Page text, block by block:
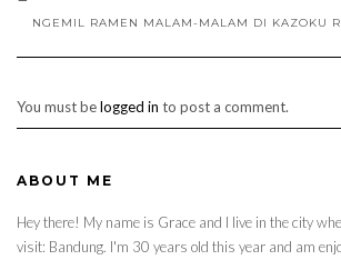
NGEMIL RAMEN MALAM-MALAM DI KAZOKU
You must belogged in to post a comment.
ABOUT ME
Hey there! My name is Grace and I live in the city
visit: Bandung. I'm 30 years old this year and am